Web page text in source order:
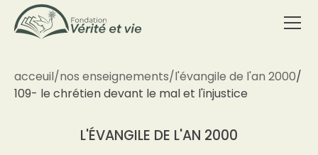
acceuil/nos enseignements/l'évangile de l'an 2000/
109- le chrétien devant le mal et l'injustice
L'ÉVANGILE DE L'AN 2000